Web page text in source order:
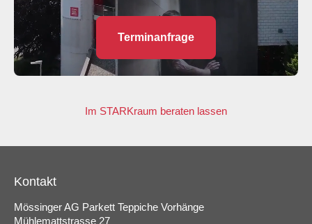
Terminanfrage
Im STARKraum beraten lassen
Kontakt
Mössinger AG Parkett Teppiche Vorhänge
Mühlemattstrasse 27